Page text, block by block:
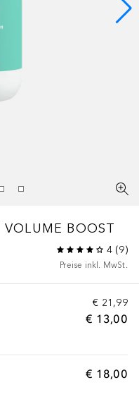
VOLUME BOOST
4 (9)
Preise inkl. MwSt.
€ 21,99
€ 13,00
€ 18,00